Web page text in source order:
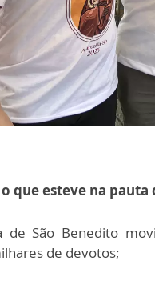
que esteve na pauta
São Benedito
de devotos;